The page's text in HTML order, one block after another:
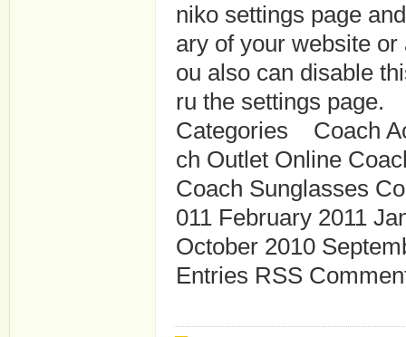
niko settings page
ary of your website
ou also can disable
ru the settings page.
Categories Coach
ch Outlet Online
Coach Sunglasses
011 February 2011
October 2010
Entries RSS